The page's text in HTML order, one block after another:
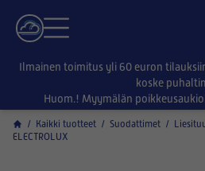
Ilmainen toimitus yli 60 euron
koske
Huom.! Myymälän
/ Kaikki tuotteet / Suodattimet /
ELECTROLUX